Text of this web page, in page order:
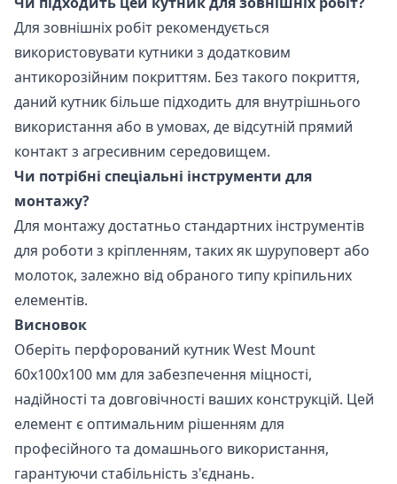
Для зовнішніх робіт рекомендується
використовувати кутники з додатковим
антикорозійним покриттям. Без такого покриття,
даний кутник більше підходить для внутрішнього
використання або в умовах, де відсутній прямий
контакт з агресивним середовищем.
Чи потрібні спеціальні інструменти для
монтажу?
Для монтажу достатньо стандартних інструментів
для роботи з кріпленням, таких як шуруповерт або
молоток, залежно від обраного типу кріпильних
елементів.
Висновок
Оберіть перфорований кутник West Mount
60х100х100 мм для забезпечення міцності,
надійності та довговічності ваших конструкцій. Цей
елемент є оптимальним рішенням для
професійного та домашнього використання,
гарантуючи стабільність з'єднань.